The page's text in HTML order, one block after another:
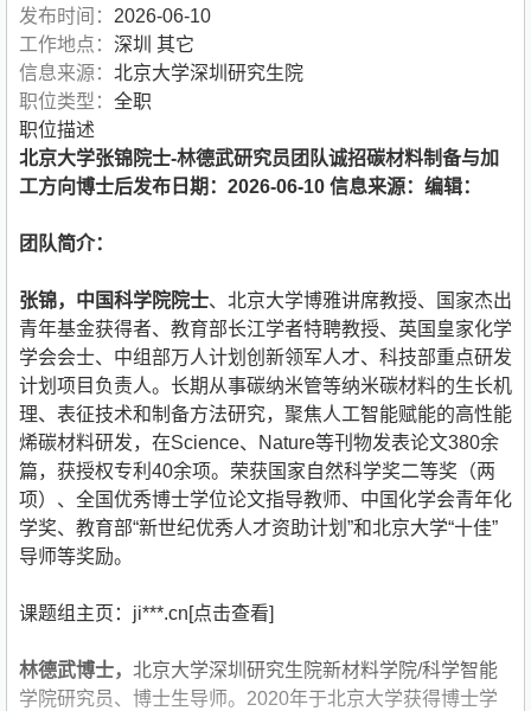
发布时间： 2026-06-10
工作地点： 深圳 其它
信息来源： 北京大学深圳研究生院
职位类型： 全职
职位描述
北京大学张锦院士-林德武研究员团队诚招碳材料制备与加
工方向博士后发布日期： 2026-06-10 信息来源： 编辑：
团队简介：
张锦，中国科学院院士、北京大学博雅讲席教授、国家杰出
青年基金获得者、教育部长江学者特聘教授、英国皇家化学
学会会士、中组部万人计划创新领军人才、科技部重点研发
计划项目负责人。长期从事碳纳米管等纳米碳材料的生长机
理、表征技术和制备方法研究，聚焦人工智能赋能的高性能
烯碳材料研发，在Science、Nature等刊物发表论文380余
篇，获授权专利40余项。荣获国家自然科学奖二等奖（两
项）、全国优秀博士学位论文指导教师、中国化学会青年化
学奖、教育部“新世纪优秀人才资助计划”和北京大学“十佳”
导师等奖励。
课题组主页： ji***.cn[点击查看]
林德武博士， 北京大学深圳研究生院新材料学院/科学智能
学院研究员、博士生导师。2020年于北京大学获得博士学